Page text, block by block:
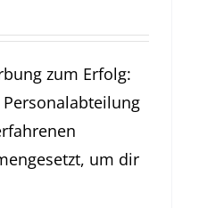
zum Erfolg:
um dir